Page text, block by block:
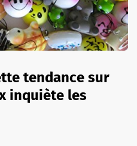
tendance sur
inquiète les